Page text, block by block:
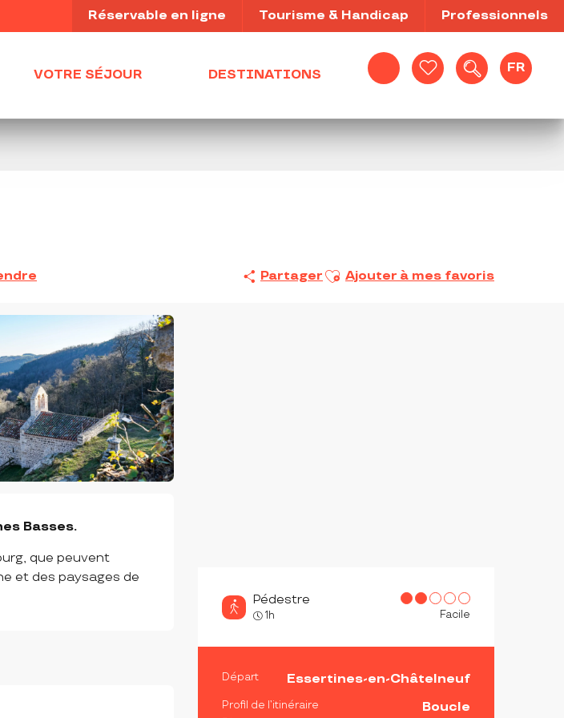
Recherche
FR
Réservable en ligne Tourisme & Handicap Professionnels
VOTRE SÉJOUR DESTINATIONS
Partager Ajouter aux favoris
Ajouter à mes favoris
Pédestre
1h Facile
INFORMATIONS
Départ Essertines-en-Châtelneuf
Profil de l’itinéraire Boucle
Basses.
que peuvent
et des paysages de